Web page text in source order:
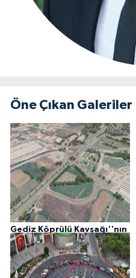
Öne Çıkan Galeriler
Gediz Köprülü Kavşağı''nın
Detayları Yayınlandı